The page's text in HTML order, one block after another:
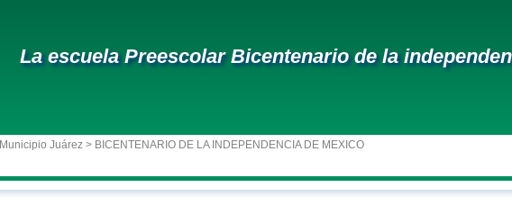
La escuela Preescolar Bicentenario de la
Municipio Juárez > BICENTENARIO DE LA INDEPENDENCIA DE MEXICO